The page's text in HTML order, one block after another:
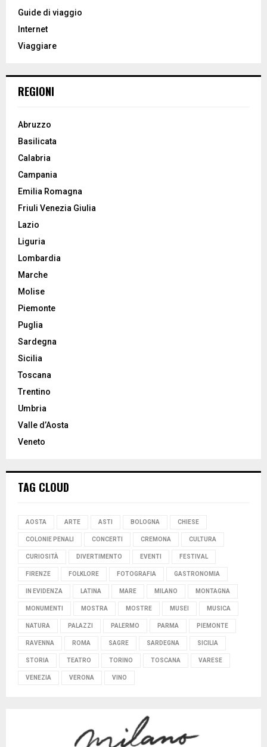
o
:
Guide di viaggio
Internet
Viaggiare
REGIONI
Abruzzo
Basilicata
Calabria
Campania
Emilia Romagna
Friuli Venezia Giulia
Lazio
Liguria
Lombardia
Marche
Molise
Piemonte
Puglia
Sardegna
Sicilia
Toscana
Trentino
Umbria
Valle d’Aosta
Veneto
TAG CLOUD
AOSTA ARTE ASTI BOLOGNA CHIESE
COLONIE PENALI CONCERTI CREMONA CULTURA
CURIOSITÀ DIVERTIMENTO EVENTI FESTIVAL
FIRENZE FOLKLORE FOTOGRAFIA GASTRONOMIA
IN EVIDENZA LATINA MARE MILANO MONTAGNA
MONUMENTI MOSTRA MOSTRE MUSEI MUSICA
NATURA PALAZZI PALERMO PARMA PIEMONTE
RAVENNA ROMA SAGRE SARDEGNA SICILIA
STORIA TEATRO TORINO TOSCANA VARESE
VENEZIA VERONA VINO